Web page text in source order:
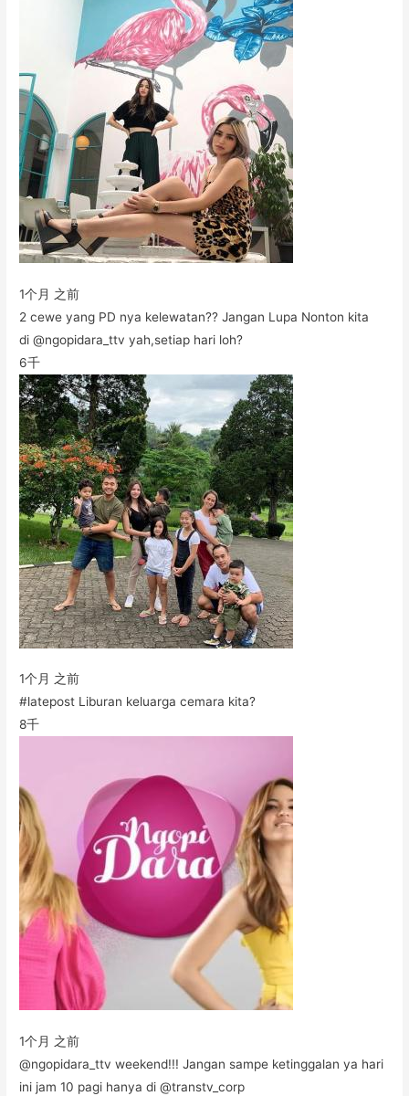
1个月 之前
2 cewe yang PD nya kelewatan?? Jangan Lupa Nonton kita
di @ngopidara_ttv yah,setiap hari loh?
6千
1个月 之前
#latepost Liburan keluarga cemara kita?
8千
1个月 之前
@ngopidara_ttv weekend!!! Jangan sampe ketinggalan ya hari
ini jam 10 pagi hanya di @transtv_corp